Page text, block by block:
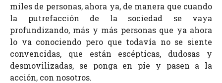
miles de personas, ahora ya, de manera que cuando
la putrefacción de la sociedad se vaya
profundizando, más y más personas que ya ahora
lo va conociendo pero que todavía no se siente
convencidas, que están escépticas, dudosas y
desmovilizadas, se ponga en pie y pasen a la
acción, con nosotros.